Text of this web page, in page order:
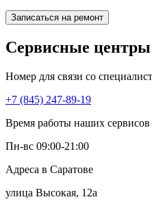
Записаться на ремонт
Сервисные центры
Номер для связи со
+7 (845) 247-89-19
Время работы наших сервисов
Пн-вс 09:00-21:00
Адреса в Саратове
улица Высокая, 12а